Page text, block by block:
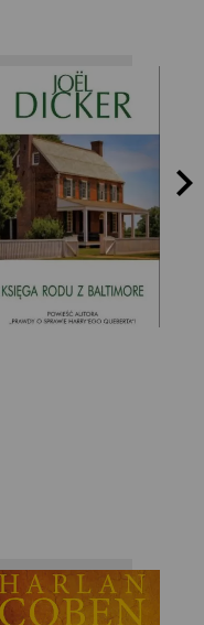
Joel Dicker